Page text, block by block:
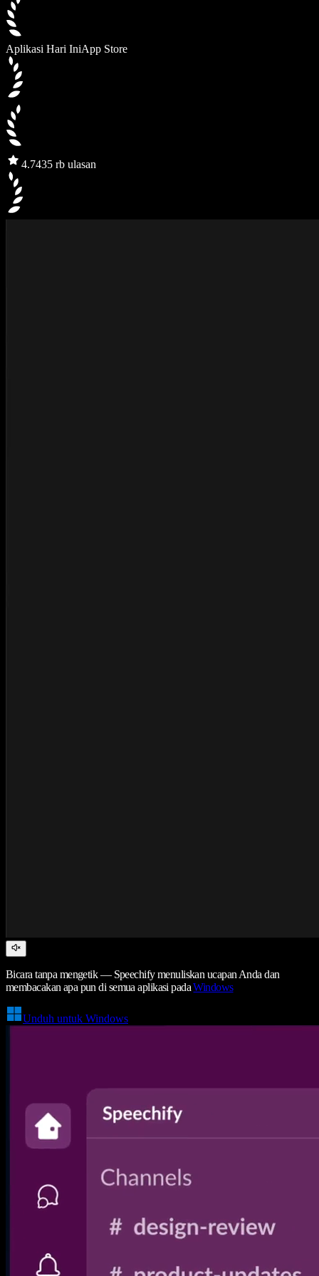
Aplikasi Hari IniApp Store
4.7435 rb ulasan
Bicara tanpa mengetik — Speechify menuliskan ucapan Anda dan
membacakan apa pun di semua aplikasi padaWindows
Unduh untuk Windows